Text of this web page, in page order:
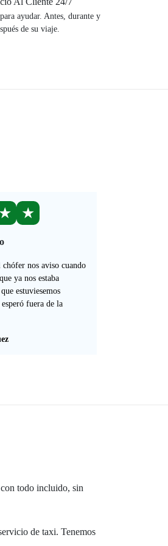
ayudar. Antes, durante y
de su viaje.
★ ★
nos aviso cuando
ya nos estaba
estuviesemos
fuera de la
todo incluido, sin
de taxi. Tenemos